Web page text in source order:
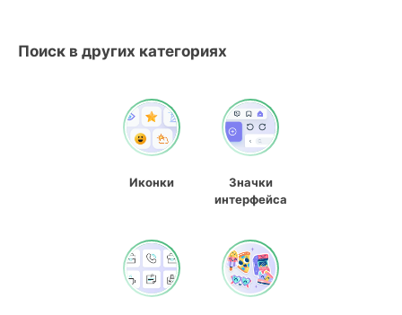
Поиск в других категориях
Иконки
Значки
интерфейса